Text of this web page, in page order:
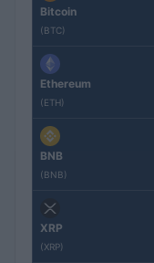
Bitcoin
(BTC)
Ethereum
(ETH)
BNB
(BNB)
XRP
(XRP)